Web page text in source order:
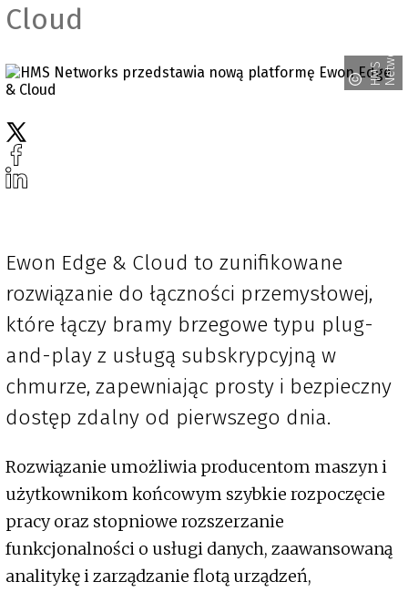
Cloud
H
M
S
N
e
t
w
o
r
ks
Ewon Edge & Cloud to zunifikowane
rozwiązanie do łączności przemysłowej,
które łączy bramy brzegowe typu plug-
and-play z usługą subskrypcyjną w
chmurze, zapewniając prosty i bezpieczny
dostęp zdalny od pierwszego dnia.
Rozwiązanie umożliwia producentom maszyn i
użytkownikom końcowym szybkie rozpoczęcie
pracy oraz stopniowe rozszerzanie
funkcjonalności o usługi danych, zaawansowaną
analitykę i zarządzanie flotą urządzeń,